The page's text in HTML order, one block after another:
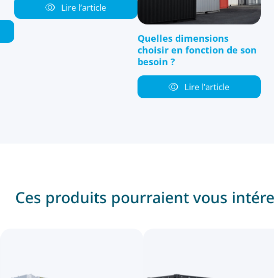
Lire l’article
Quelles dimensions
choisir en fonction de son
besoin ?
Lire l’article
Ces produits pourraient vous